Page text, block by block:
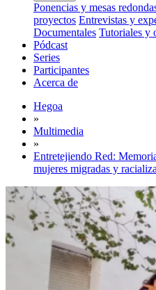
Ponencias y mesas
proyectos Entrevistas y
Documentales Tutoriales y
Pódcast
Series
Participantes
Acerca de
Hegoa
»
Multimedia
»
Entretejiendo Red:
mujeres migradas y